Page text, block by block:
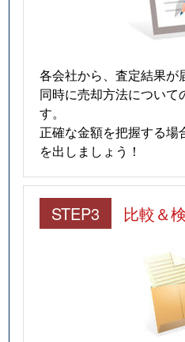
各会社から、査定結果が
同時に売却方法について
す。
正確な金額を把握する場
を出しましょう！
STEP3 比較＆